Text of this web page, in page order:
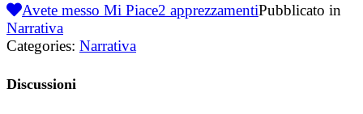
Avete messo Mi Piace2 apprezzamentiPubblicato in
Narrativa
Categories: Narrativa
Discussioni